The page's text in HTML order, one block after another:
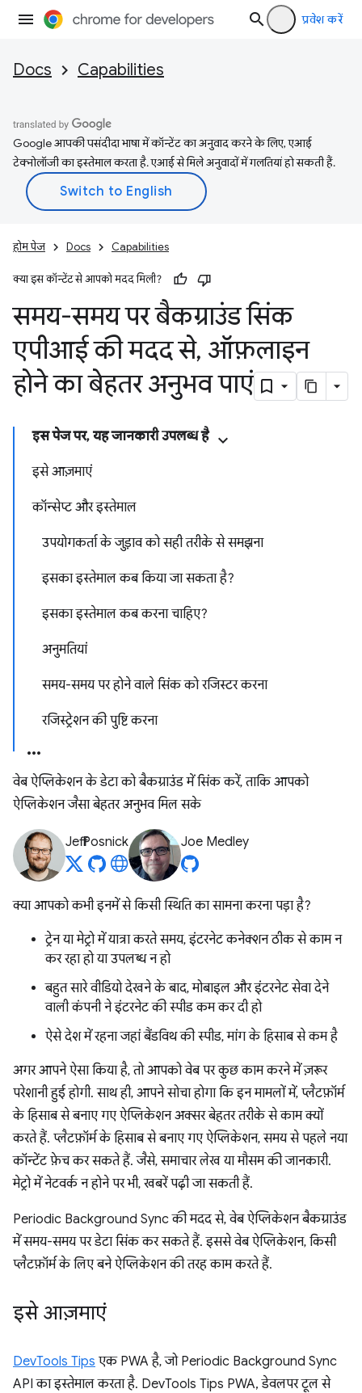
प्रवेश करें
Docs Capabilities
Google आपकी पसंदीदा भाषा में कॉन्टेंट का अनुवाद करने के लिए, एआई
टेक्नोलॉजी का इस्तेमाल करता है. एआई से मिले अनुवादों में गलतियां हो सकती हैं.
होम पेज Docs Capabilities
क्या इस कॉन्टेंट से आपको मदद मिली?
समय-समय पर बैकग्राउंड सिंक
एपीआई की मदद से, ऑफ़लाइन
होने का बेहतर अनुभव पाएं
इस पेज पर, यह जानकारी उपलब्ध है
इसे आज़माएं
कॉन्सेप्ट और इस्तेमाल
उपयोगकर्ता के जुड़ाव को सही तरीके से समझना
इसका इस्तेमाल कब किया जा सकता है?
इसका इस्तेमाल कब करना चाहिए?
अनुमतियां
समय-समय पर होने वाले सिंक को रजिस्टर करना
रजिस्ट्रेशन की पुष्टि करना
वेब ऐप्लिकेशन के डेटा को बैकग्राउंड में सिंक करें, ताकि आपको
ऐप्लिकेशन जैसा बेहतर अनुभव मिल सके
Jeff Posnick Joe Medley
क्या आपको कभी इनमें से किसी स्थिति का सामना करना पड़ा है?
ट्रेन या मेट्रो में यात्रा करते समय, इंटरनेट कनेक्शन ठीक से काम न
कर रहा हो या उपलब्ध न हो
बहुत सारे वीडियो देखने के बाद, मोबाइल और इंटरनेट सेवा देने
वाली कंपनी ने इंटरनेट की स्पीड कम कर दी हो
ऐसे देश में रहना जहां बैंडविथ की स्पीड, मांग के हिसाब से कम है
अगर आपने ऐसा किया है, तो आपको वेब पर कुछ काम करने में ज़रूर
परेशानी हुई होगी. साथ ही, आपने सोचा होगा कि इन मामलों में, प्लैटफ़ॉर्म
के हिसाब से बनाए गए ऐप्लिकेशन अक्सर बेहतर तरीके से काम क्यों
करते हैं. प्लैटफ़ॉर्म के हिसाब से बनाए गए ऐप्लिकेशन, समय से पहले नया
कॉन्टेंट फ़ेच कर सकते हैं. जैसे, समाचार लेख या मौसम की जानकारी.
मेट्रो में नेटवर्क न होने पर भी, खबरें पढ़ी जा सकती हैं.
Periodic Background Sync की मदद से, वेब ऐप्लिकेशन बैकग्राउंड
में समय-समय पर डेटा सिंक कर सकते हैं. इससे वेब ऐप्लिकेशन, किसी
प्लैटफ़ॉर्म के लिए बने ऐप्लिकेशन की तरह काम करते हैं.
इसे आज़माएं
DevTools Tips एक PWA है, जो Periodic Background Sync
API का इस्तेमाल करता है. DevTools Tips PWA, डेवलपर टूल से